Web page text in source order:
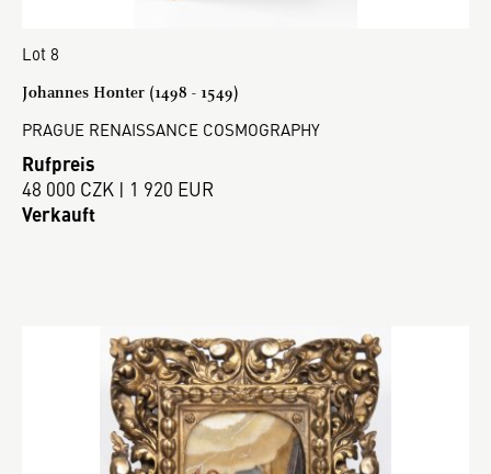
Lot 8
Johannes Honter (1498 - 1549)
PRAGUE RENAISSANCE COSMOGRAPHY
Rufpreis
48 000 CZK | 1 920 EUR
Verkauft